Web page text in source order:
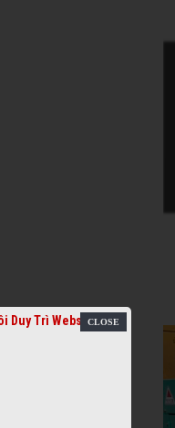
Duy Trì Website